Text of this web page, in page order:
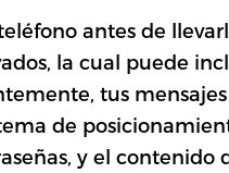
antes de
la cual puede
tus
de
y el contenido